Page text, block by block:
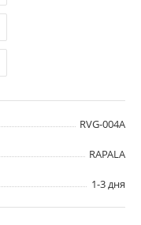
RVG-004A
RAPALA
1-3 дня